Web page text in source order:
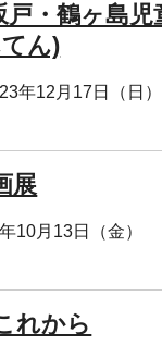
戸・鶴ヶ島
ん)
年12月17日（日）
展
10月13日（金）
れから